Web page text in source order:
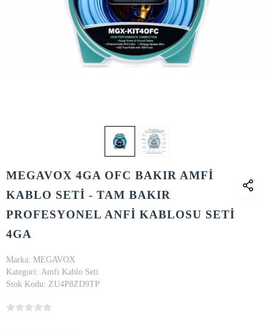
MEGAVOX 4GA OFC BAKIR AMFİ
KABLO SETİ - TAM BAKIR
PROFESYONEL ANFİ KABLOSU SETİ
4GA
Marka: MEGAVOX
Kategori: Amfi Kablo Seti
Stok Kodu: ZU4P8ZD9TP